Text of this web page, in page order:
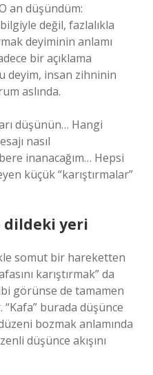
an düşündüm:
değil, fazlalıkla
deyiminin anlamı
bir açıklama
deyim, insan zihninin
aslında.
düşünün… Hangi
nasıl
inanacağım… Hepsi
küçük “karıştırmalar”
dildeki yeri
somut bir hareketten
karıştırmak” da
görünse de tamamen
burada düşünce
bozmak anlamında
düşünce akışını